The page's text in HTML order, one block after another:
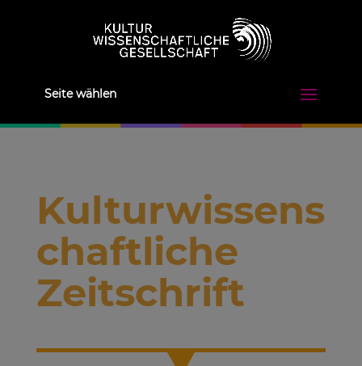
Seite wählen
Kulturwissens
chaftliche
Zeitschrift